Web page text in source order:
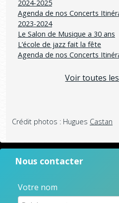
2024-2025
Agenda de nos Concerts
2023-2024
Le Salon de Musique a 30 ans
L’école de jazz fait la fête
Agenda de nos Concerts
Voir toutes
Crédit photos : Hugues Castan
Nous contacter
Votre nom